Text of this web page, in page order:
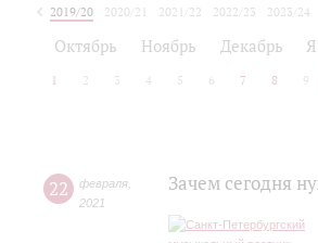
2019/20 2020/21 2021/22 2022/23
2023/24
Октябрь Ноябрь Декабрь
1 2 3 4 5 6 7 8 9
22 февраля
2021
Зачем сегодня